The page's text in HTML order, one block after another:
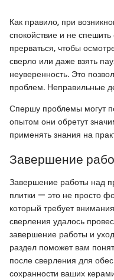
Как правило, при
спокойствие и не
прерваться, чтобы
сверло или даже взять
неуверенность. Это
проблем. Неправильные
Спершу проблемы могут
опытом они обретут
применять знания на
Завершение
Завершение работы над
плитки — это не просто
который требует
сверления удалось
завершение работы и
раздел поможет вам
после сверления для
сохранности ваших